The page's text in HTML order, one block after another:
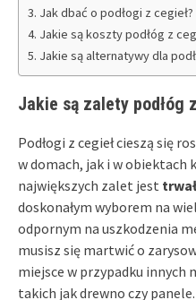
Jak dbać o podłogi z cegieł?
Jakie są koszty podłóg z
Jakie są alternatywy dla
Jakie są zalety podłóg
Podłogi z cegieł cieszą się
w domach, jak i w obiektach
największych zalet jest
doskonałym wyborem na
odpornym na uszkodzenia
musisz się martwić o
miejsce w przypadku innych
takich jak drewno czy panele.